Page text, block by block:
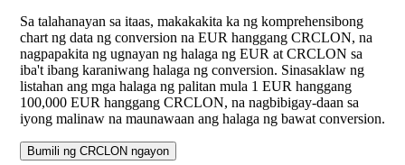
Sa talahanayan sa itaas, makakakita ka ng komprehensibong
chart ng data ng conversion na EUR hanggang CRCLON, na
nagpapakita ng ugnayan ng halaga ng EUR at CRCLON sa
iba't ibang karaniwang halaga ng conversion. Sinasaklaw ng
listahan ang mga halaga ng palitan mula 1 EUR hanggang
100,000 EUR hanggang CRCLON, na nagbibigay-daan sa
iyong malinaw na maunawaan ang halaga ng bawat conversion.
Bumili ng CRCLON ngayon